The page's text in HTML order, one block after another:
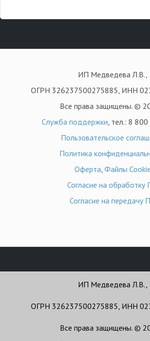
ИП Медведева Л.В.,
ОГРН 326237500275885, ИНН
Все права защищены. ©
Служба поддержки, тел.: 8
Пользовательское
Политика
Оферта, Файлы Cookie
Согласие на обработку
Согласие на передачу
ИП Медведева Л.В.,
ОГРН 326237500275885, ИНН
Все права защищены. ©